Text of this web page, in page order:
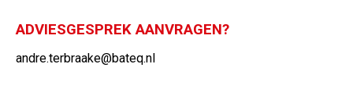
ADVIESGESPREK AANVRAGEN?
andre.terbraake@bateq.nl